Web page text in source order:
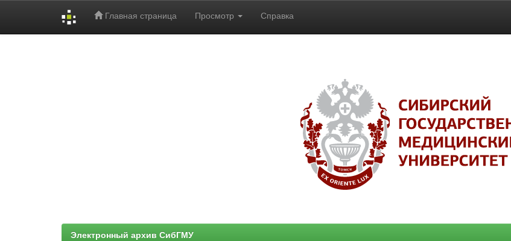
Главная страница Просмотр Справка
Электронный архив СибГМУ